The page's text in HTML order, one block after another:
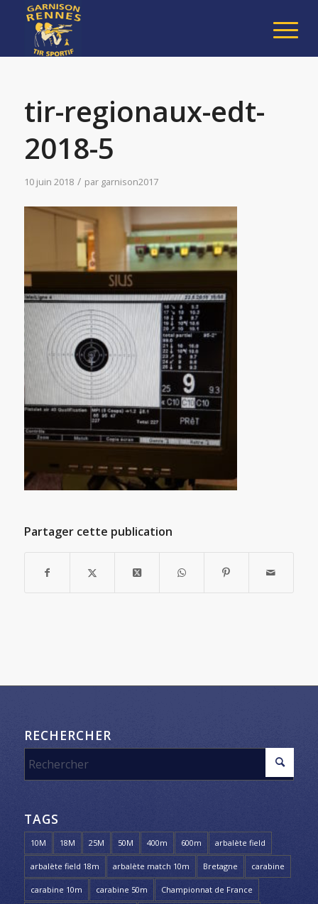
tir-regionaux-edt-
2018-5
10 juin 2018 / par garnison2017
Partager cette publication
RECHERCHER
TAGS
10M 18M 25M 50M 400m 600m arbalète field
arbalète field 18m arbalète match 10m Bretagne carabine
carabine 10m carabine 50m Championnat de France